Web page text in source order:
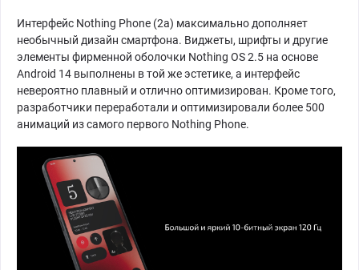
Интерфейс Nothing Phone (2a) максимально дополняет
необычный дизайн смартфона. Виджеты, шрифты и другие
элементы фирменной оболочки Nothing OS 2.5 на основе
Android 14 выполнены в той же эстетике, а интерфейс
невероятно плавный и отлично оптимизирован. Кроме того,
разработчики переработали и оптимизировали более 500
анимаций из самого первого Nothing Phone.